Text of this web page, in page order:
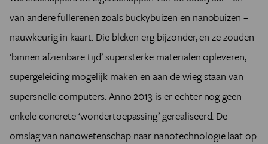
van andere fullerenen zoals buckybuizen en nanobuizen –
nauwkeurig in kaart. Die bleken erg bijzonder, en ze zouden
‘binnen afzienbare tijd’ supersterke materialen opleveren,
supergeleiding mogelijk maken en aan de wieg staan van
supersnelle computers. Anno 2013 is er echter nog geen
enkele concrete ‘wondertoepassing’ gerealiseerd. De
omslag van nanowetenschap naar nanotechnologie laat op